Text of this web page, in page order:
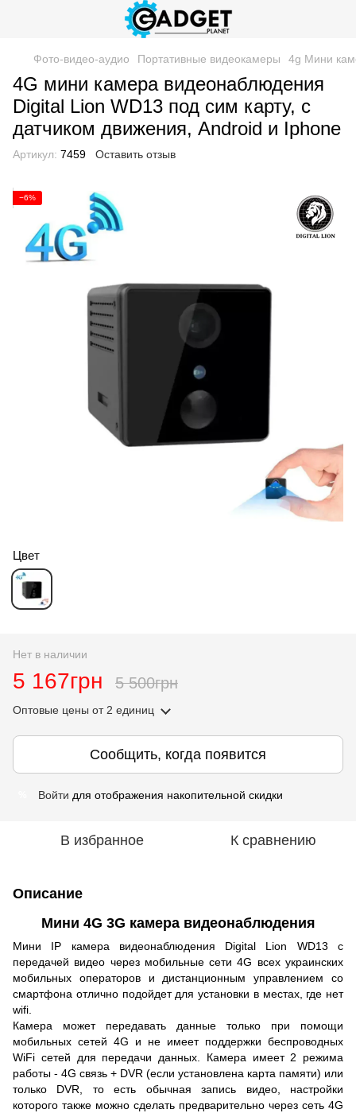
Фото-видео-аудио Портативные видеокамеры 4g Мини
4G мини камера видеонаблюдения
Digital Lion WD13 под сим карту, с
датчиком движения, Android и Iphone
Артикул: 7459 Оставить отзыв
−6%
Цвет
Нет в наличии
5 167грн 5 500грн
Оптовые цены от 2 единиц
Сообщить, когда появится
Войти для отображения накопительной скидки
В избранное К сравнению
Описание
Мини 4G 3G камера видеонаблюдения
Мини IP камера видеонаблюдения Digital Lion WD13 с
передачей видео через мобильные сети 4G всех украинских
мобильных операторов и дистанционным управлением со
смартфона отлично подойдет для установки в местах, где нет
wifi.
Камера может передавать данные только при помощи
мобильных сетей 4G и не имеет поддержки беспроводных
WiFi сетей для передачи данных. Камера имеет 2 режима
работы - 4G связь + DVR (если установлена карта памяти) или
только DVR, то есть обычная запись видео, настройки
которого также можно сделать предварительно через сеть 4G